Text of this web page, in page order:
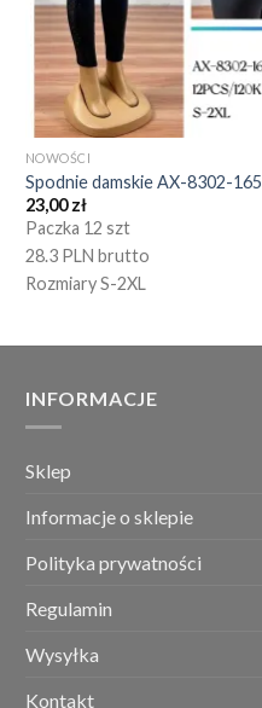
NOWOŚCI
Spodnie damskie AX-8302-165
23,00zł
Paczka 12 szt
28.3 PLN brutto
Rozmiary S-2XL
INFORMACJE
Sklep
Informacje o sklepie
Polityka prywatności
Regulamin
Wysyłka
Kontakt